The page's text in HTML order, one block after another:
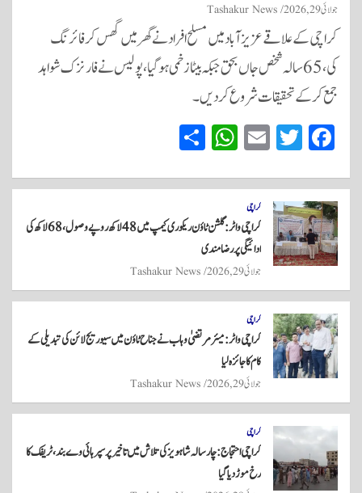
جولائی 29, 2026 Tashakur News
کراچی کے علاقے عزیز آباد میں مسلح افراد نے گھر میں گھس کر فائرنگ
کی، 65 سالہ شخص جاں بحق جبکہ بیٹا زخمی ہوگیا، پولیس نے فارنزک شواہد
جمع کرکے تحقیقات شروع کر دیں۔
Fa
ce
bo
ok
T
wi
tte
r
E
m
ail
W
ha
ts
A
pp
re
کراچی
کراچی واٹر: گلشن ٹاؤن ریکوری کیمپ میں 48 لاکھ روپے وصول، 68 لاکھ کی
ادائیگی پر رضامندی
جولائی 29, 2026 Tashakur News
کراچی
کراچی واٹر: میئر مرتضیٰ وہاب نے جناح ٹاؤن میں سیوریج لائن کی تبدیلی کے
کام کا جائزہ لیا
جولائی 29, 2026 Tashakur News
کراچی
کراچی احتجاج: چار سالہ شاہویز کی تلاش میں تاخیر پر سپر ہائی وے بند، ٹریفک کا
رخ موڑ دیا گیا